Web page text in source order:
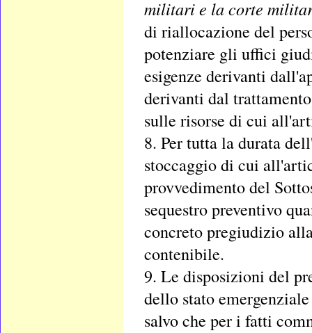
militari e la corte
di riallocazione del
potenziare gli uffici
esigenze derivanti
derivanti dal
sulle risorse di cui
8. Per tutta la durata
stoccaggio di cui
provvedimento del
sequestro preventivo
concreto pregiudizio
contenibile.
9. Le disposizioni del
dello stato
salvo che per i fatti